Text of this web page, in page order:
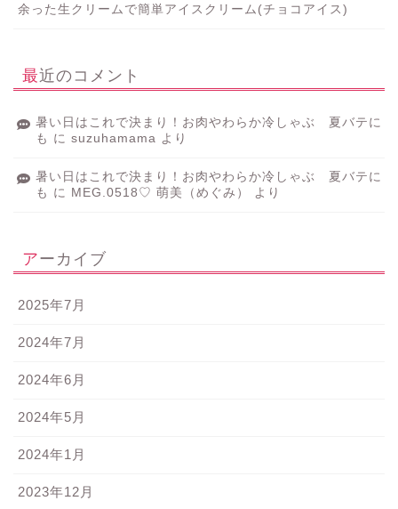
余った生クリームで簡単アイスクリーム(チョコアイス)
最近のコメント
暑い日はこれで決まり！お肉やわらか冷しゃぶ 夏バテに
も に suzuhamama より
暑い日はこれで決まり！お肉やわらか冷しゃぶ 夏バテに
も に MEG.0518♡ 萌美（めぐみ） より
アーカイブ
2025年7月
2024年7月
2024年6月
2024年5月
2024年1月
2023年12月